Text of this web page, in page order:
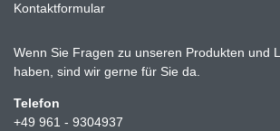
Kontaktformular
Wenn Sie Fragen zu unseren Produkten und
haben, sind wir gerne für Sie da.
Telefon
+49 961 - 9304937